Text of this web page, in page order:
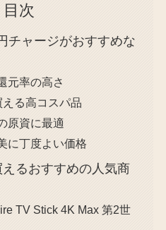
目次
チャージがおすすめな
元率の高さ
る高コスパ品
原資に最適
に丁度よい価格
るおすすめの人気商
TV Stick 4K Max 第2世